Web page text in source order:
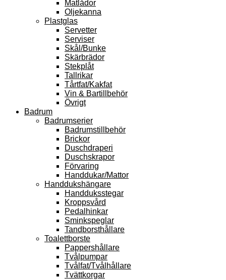
Matlådor
Oljekanna
Plastglas
Servetter
Serviser
Skål/Bunke
Skärbrädor
Stekplåt
Tallrikar
Tårtfat/Kakfat
Vin & Bartillbehör
Övrigt
Badrum
Badrumserier
Badrumstillbehör
Brickor
Duschdraperi
Duschskrapor
Förvaring
Handdukar/Mattor
Handdukshängare
Handduksstegar
Kroppsvård
Pedalhinkar
Sminkspeglar
Tandborsthållare
Toalettborste
Pappershållare
Tvålpumpar
Tvålfat/Tvålhållare
Tvättkorgar